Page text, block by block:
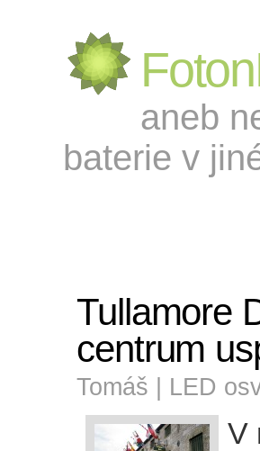
aneb
baterie v
Tullamore
centrum
Tomáš | LED
V